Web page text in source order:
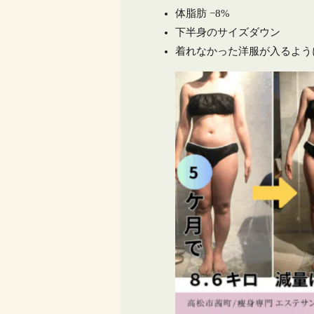
体脂肪 −8%
下半身のサイズダウン
着れなかった洋服が入るよう